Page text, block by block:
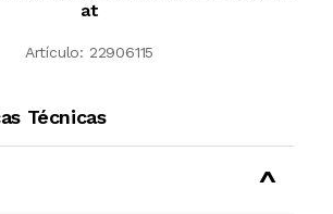
at
Artículo: 22906115
Técnicas